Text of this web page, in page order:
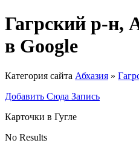
Гагрский р-н,
в Google
Категория сайта Абхазия »
Добавить Сюда Запись
Карточки в Гугле
No Results